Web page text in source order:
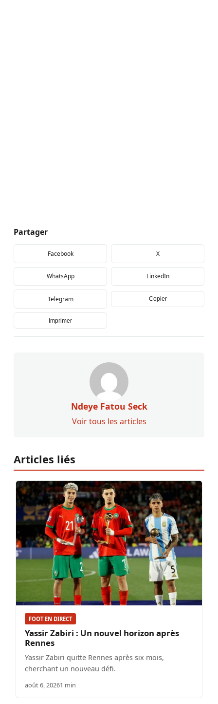
Partager
Facebook X
WhatsApp LinkedIn
Telegram Copier
Imprimer
Ndeye Fatou Seck
Voir tous les articles
Articles liés
FOOT EN DIRECT
Yassir Zabiri : Un nouvel horizon après
Rennes
Yassir Zabiri quitte Rennes après six mois,
cherchant un nouveau défi.
août 6, 20261 min